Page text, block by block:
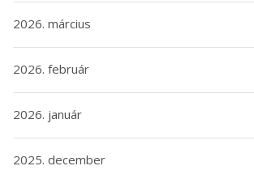
2026. március
2026. február
2026. január
2025. december